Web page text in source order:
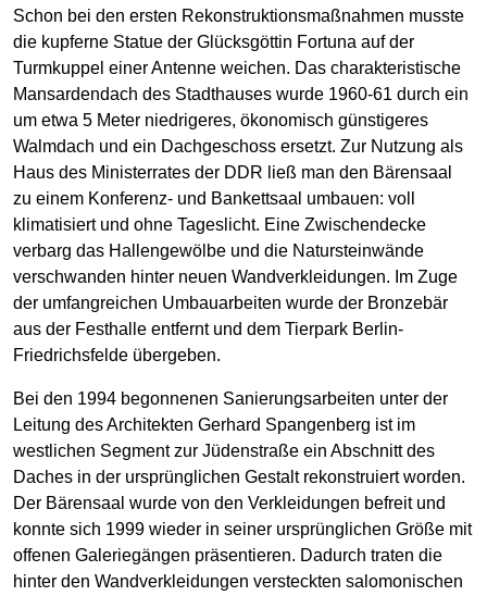
Schon bei den ersten Rekonstruktionsmaßnahmen musste
die kupferne Statue der Glücksgöttin Fortuna auf der
Turmkuppel einer Antenne weichen. Das charakteristische
Mansardendach des Stadthauses wurde 1960-61 durch ein
um etwa 5 Meter niedrigeres, ökonomisch günstigeres
Walmdach und ein Dachgeschoss ersetzt. Zur Nutzung als
Haus des Ministerrates der DDR ließ man den Bärensaal
zu einem Konferenz- und Bankettsaal umbauen: voll
klimatisiert und ohne Tageslicht. Eine Zwischendecke
verbarg das Hallengewölbe und die Natursteinwände
verschwanden hinter neuen Wandverkleidungen. Im Zuge
der umfangreichen Umbauarbeiten wurde der Bronzebär
aus der Festhalle entfernt und dem Tierpark Berlin-
Friedrichsfelde übergeben.
Bei den 1994 begonnenen Sanierungsarbeiten unter der
Leitung des Architekten Gerhard Spangenberg ist im
westlichen Segment zur Jüdenstraße ein Abschnitt des
Daches in der ursprünglichen Gestalt rekonstruiert worden.
Der Bärensaal wurde von den Verkleidungen befreit und
konnte sich 1999 wieder in seiner ursprünglichen Größe mit
offenen Galeriegängen präsentieren. Dadurch traten die
hinter den Wandverkleidungen versteckten salomonischen